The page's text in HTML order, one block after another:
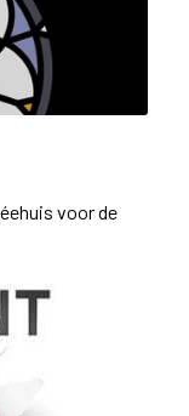
voor de